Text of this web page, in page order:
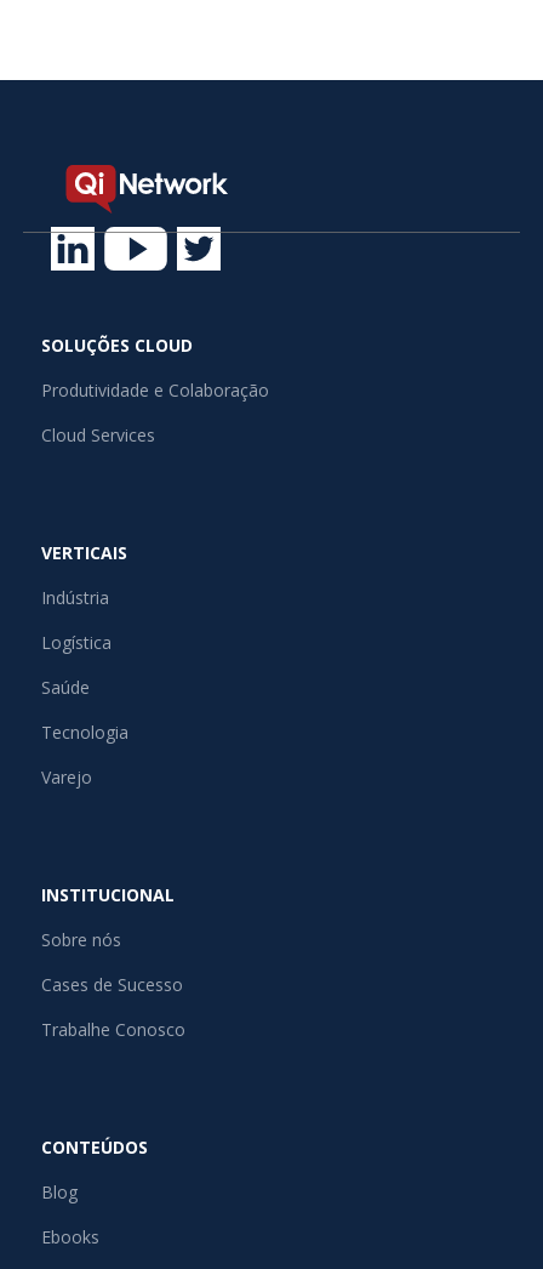
SOLUÇÕES CLOUD
Produtividade e Colaboração
Cloud Services
VERTICAIS
Indústria
Logística
Saúde
Tecnologia
Varejo
INSTITUCIONAL
Sobre nós
Cases de Sucesso
Trabalhe Conosco
CONTEÚDOS
Blog
Ebooks